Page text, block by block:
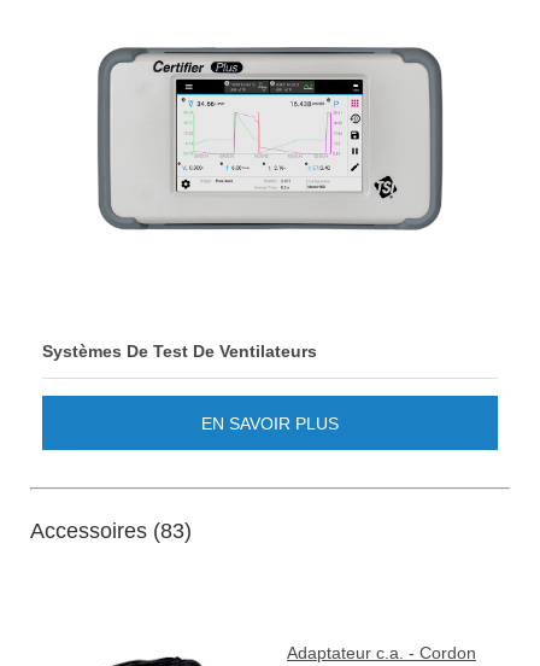
Systèmes De Test De Ventilateurs
EN SAVOIR PLUS
Accessoires (83)
Adaptateur c.a. - Cordon